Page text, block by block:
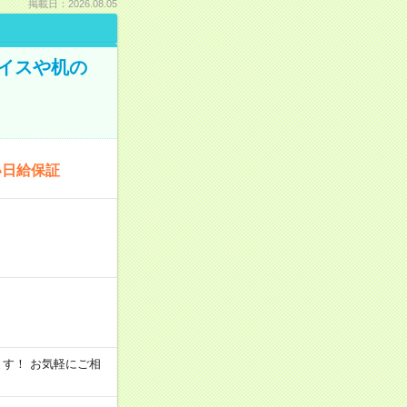
掲載日：2026.08.05
スや机の
給保証
！ お気軽にご相